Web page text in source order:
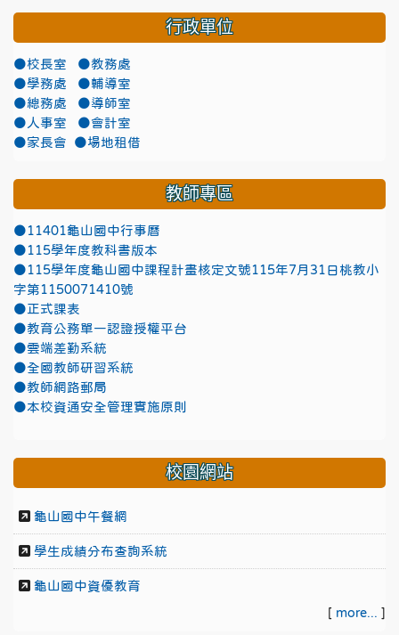
行政單位
●校長室
●教務處
●學務處
●輔導室
●總務處
●導師室
●人事室
●會計室
●家長會
●場地租借
教師專區
●11401龜山國中行事曆
●115學年度教科書版本
●115學年度龜山國中課程計畫核定文號115年7月31日桃教小
字第1150071410號
●正式課表
●教育公務單一認證授權平台
●雲端差勤系統
●全國教師研習系統
●教師網路郵局
●本校資通安全管理實施原則
校園網站
龜山國中午餐網
學生成績分布查詢系統
龜山國中資優教育
[ more... ]